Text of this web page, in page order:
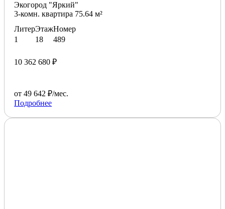
Экогород "Яркий"
3-комн. квартира 75.64 м²
Литер
1
Этаж
18
Номер
489
10 362 680 ₽
от 49 642 ₽/мес.
Подробнее